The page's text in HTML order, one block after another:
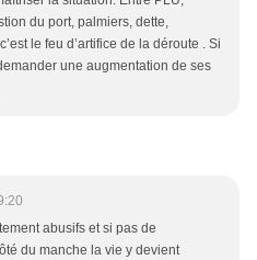
du port, palmiers, dette,
le feu d’artifice de la déroute . Si
une augmentation de ses
abusifs et si pas de
du manche la vie y devient